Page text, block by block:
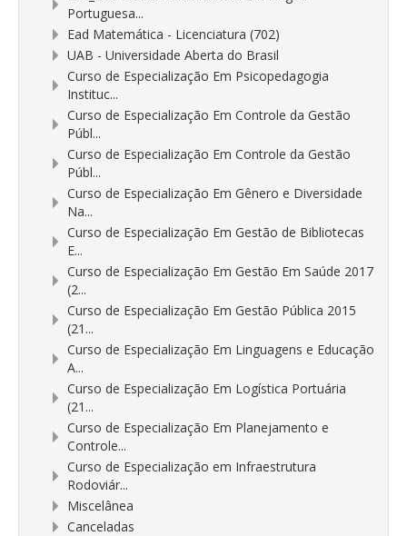
Portuguesa...
Ead Matemática - Licenciatura (702)
UAB - Universidade Aberta do Brasil
Curso de Especialização Em Psicopedagogia
Instituc...
Curso de Especialização Em Controle da Gestão
Públ...
Curso de Especialização Em Controle da Gestão
Públ...
Curso de Especialização Em Gênero e Diversidade
Na...
Curso de Especialização Em Gestão de Bibliotecas
E...
Curso de Especialização Em Gestão Em Saúde 2017
(2...
Curso de Especialização Em Gestão Pública 2015
(21...
Curso de Especialização Em Linguagens e Educação
A...
Curso de Especialização Em Logística Portuária
(21...
Curso de Especialização Em Planejamento e
Controle...
Curso de Especialização em Infraestrutura
Rodoviár...
Miscelânea
Canceladas